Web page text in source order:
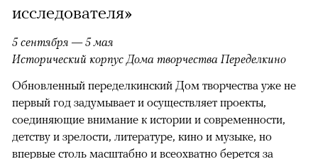
исследователя»
5 сентября — 5 мая
Исторический корпус Дома творчества Переделкино
Обновленный переделкинский Дом творчества уже не
первый год задумывает и осуществляет проекты,
соединяющие внимание к истории и современности,
детству и зрелости, литературе, кино и музыке, но
впервые столь масштабно и всеохватно берется за